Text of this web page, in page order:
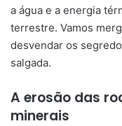
a água e a energia
terrestre. Vamos
desvendar os
salgada.
A erosão das
minerais